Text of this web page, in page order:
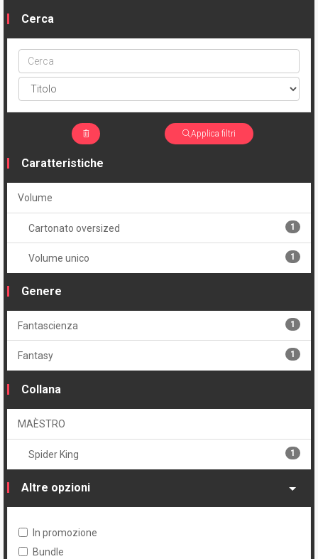
Cerca
Cerca
ptype
Applica filtri
Caratteristiche
Volume
Cartonato oversized 1
Volume unico 1
Genere
Fantascienza 1
Fantasy 1
Collana
MAÈSTRO
Spider King 1
Altre opzioni
In promozione
Bundle